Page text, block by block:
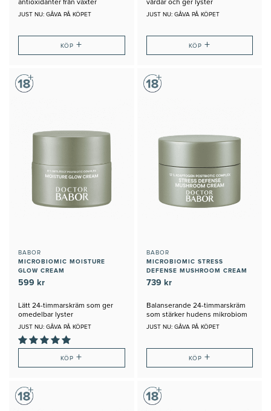
antioxidanter från växter
JUST NU: GÅVA PÅ KÖPET
KÖP+
vårdar och ger lyster
JUST NU: GÅVA PÅ KÖPET
KÖP +
BABOR
MICROBIOMIC MOISTURE
GLOW CREAM
599 kr
Lätt 24-timmarskräm som ger
omedelbar lyster
JUST NU: GÅVA PÅ KÖPET
KÖP+
BABOR
MICROBIOMIC STRESS
DEFENSE MUSHROOM CREAM
739 kr
Balanserande 24-timmarskräm
som stärker hudens mikrobiom
JUST NU: GÅVA PÅ KÖPET
KÖP +